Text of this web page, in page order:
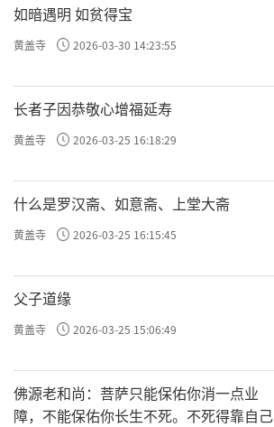
如暗遇明 如贫得宝
黄盖寺 2026-03-30 14:23:55
长者子因恭敬心增福延寿
黄盖寺 2026-03-25 16:18:29
什么是罗汉斋、如意斋、上堂大斋
黄盖寺 2026-03-25 16:15:45
父子道缘
黄盖寺 2026-03-25 15:06:49
佛源老和尚：菩萨只能保佑你消一点业
障，不能保佑你长生不死。不死得靠自己